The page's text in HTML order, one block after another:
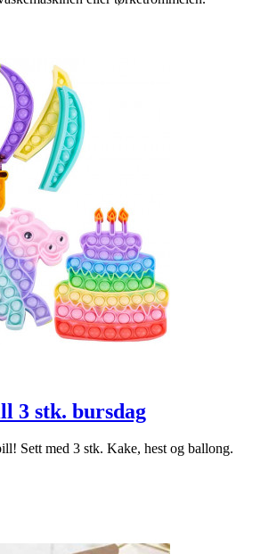
3 stk. bursdag
Sett med 3 stk. Kake, hest og ballong.